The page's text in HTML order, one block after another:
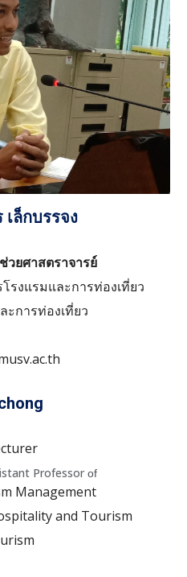
เล็กบรรจง
วยศาสตราจารย์
รงแรมและการท่องเที่ยว
ะการท่องเที่ยว
Professor of
Management
and Tourism